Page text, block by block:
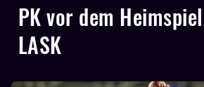
PK vor dem
LASK